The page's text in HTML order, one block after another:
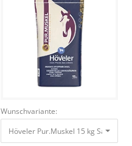
Wunschvariante:
Höveler Pur.Muskel 15 kg Sack